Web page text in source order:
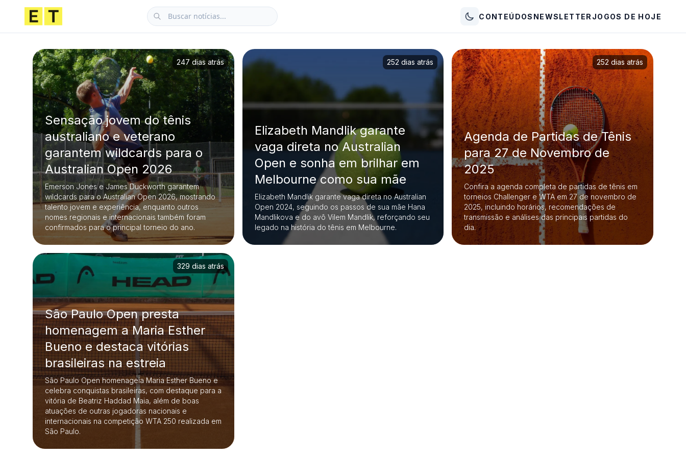
CONTEÚDOS NEWSLETTER JOGOS DE HOJE
Sensação jovem do tênis
australiano e veterano
garantem wildcards para o
Australian Open 2026
Emerson Jones e James Duckworth garantem
wildcards para o Australian Open 2026, mostrando
talento jovem e experiência, enquanto outros
nomes regionais e internacionais também foram
confirmados para o principal torneio do ano.
247 dias atrás
Elizabeth Mandlik garante
vaga direta no Australian
Open e sonha em brilhar em
Melbourne como sua mãe
Elizabeth Mandlik garante vaga direta no Australian
Open 2024, seguindo os passos de sua mãe Hana
Mandlikova e do avô Vilem Mandlik, reforçando seu
legado na história do tênis em Melbourne.
252 dias atrás
Agenda de Partidas de Tênis
para 27 de Novembro de
2025
Confira a agenda completa de partidas de tênis em
torneios Challenger e WTA em 27 de novembro de
2025, incluindo horários, recomendações de
transmissão e análises das principais partidas do
dia.
252 dias atrás
São Paulo Open presta
homenagem a Maria Esther
Bueno e destaca vitórias
brasileiras na estreia
São Paulo Open homenageia Maria Esther Bueno e
celebra conquistas brasileiras, com destaque para a
vitória de Beatriz Haddad Maia, além de boas
atuações de outras jogadoras nacionais e
internacionais na competição WTA 250 realizada em
São Paulo.
329 dias atrás